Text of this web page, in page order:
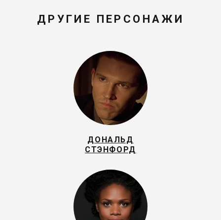
ДРУГИЕ ПЕРСОНАЖИ
ДОНАЛЬД
СТЭНФОРД